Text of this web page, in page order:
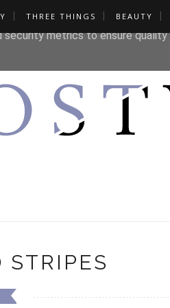
THREE THINGS BEAUTY
STRIPES
and to analyze traffic. Your
metrics to ensure